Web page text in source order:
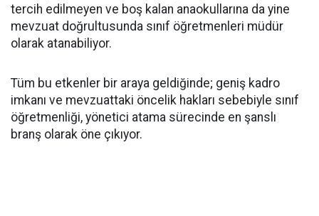
tercih edilmeyen ve boş kalan anaokullarına da yine
mevzuat doğrultusunda sınıf öğretmenleri müdür
olarak atanabiliyor.
​Tüm bu etkenler bir araya geldiğinde; geniş kadro
imkanı ve mevzuattaki öncelik hakları sebebiyle sınıf
öğretmenliği, yönetici atama sürecinde en şanslı
branş olarak öne çıkıyor.